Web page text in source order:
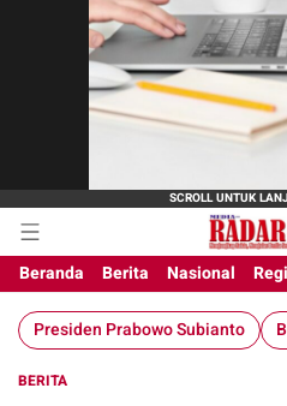
Beranda Berita Nasional
Presiden Prabowo Subianto
BERITA